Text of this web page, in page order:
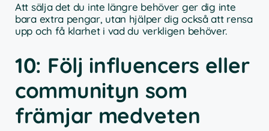
Att sälja det du inte längre behöver ger dig inte
bara extra pengar, utan hjälper dig också att rensa
upp och få klarhet i vad du verkligen behöver.
10: Följ influencers eller
communityn som
främjar medveten